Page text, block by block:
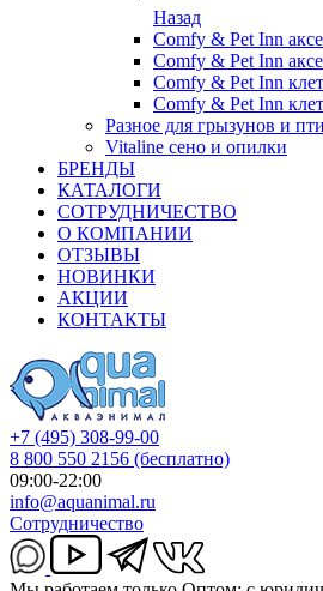
Назад
Comfy & Pet Inn
Comfy & Pet Inn
Comfy & Pet Inn
Comfy & Pet Inn
Разное для грызунов и
Vitaline сено и опилки
БРЕНДЫ
КАТАЛОГИ
СОТРУДНИЧЕСТВО
О КОМПАНИИ
ОТЗЫВЫ
НОВИНКИ
АКЦИИ
КОНТАКТЫ
+7 (495) 308-99-00
8 800 550 2156 (бесплатно)
09:00-22:00
info@aquanimal.ru
Сотрудничество